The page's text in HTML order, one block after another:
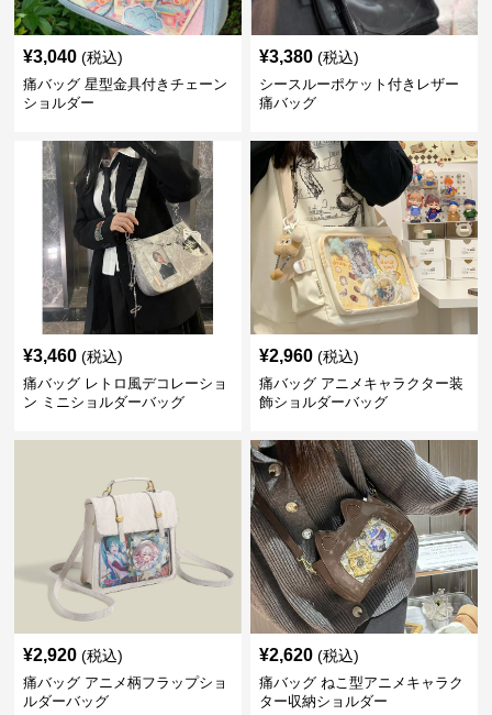
¥3,040 (税込)
痛バッグ 星型金具付きチェーン
ショルダー
¥3,380 (税込)
シースルーポケット付きレザー
痛バッグ
¥3,460 (税込)
痛バッグ レトロ風デコレーショ
ン ミニショルダーバッグ
¥2,960 (税込)
痛バッグ アニメキャラクター装
飾ショルダーバッグ
¥2,920 (税込)
痛バッグ アニメ柄フラップショ
ルダーバッグ
¥2,620 (税込)
痛バッグ ねこ型アニメキャラク
ター収納ショルダー